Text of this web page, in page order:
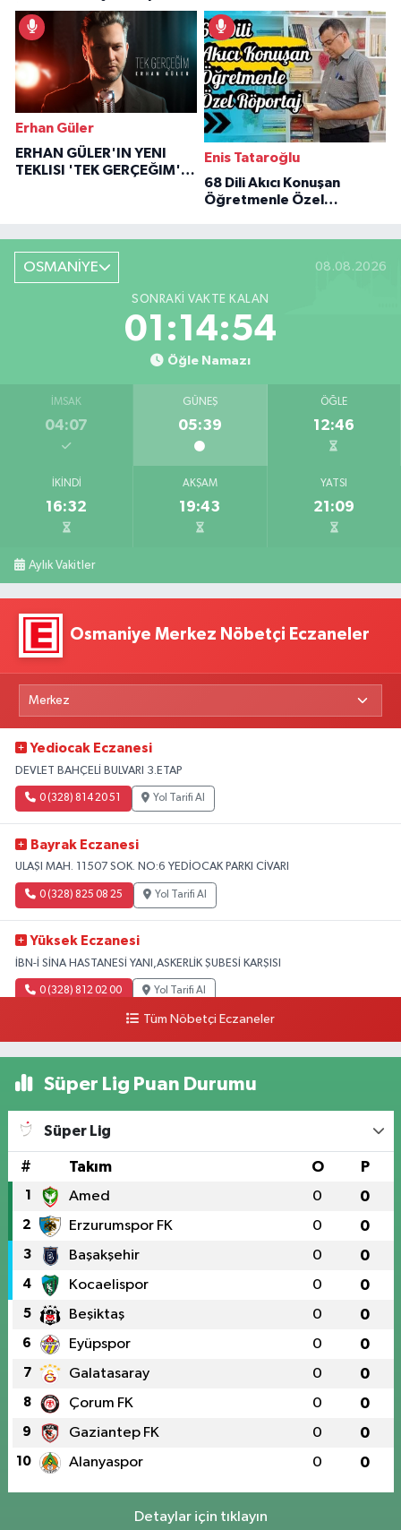
İlham Veren Hikâyeler
Erhan Güler
ERHAN GÜLER'IN YENI
TEKLISI 'TEK GERÇEĞIM'LE
Enis Tataroğlu
68 Dili Akıcı Konuşan
Öğretmenle Özel
OSMANİYE 08.08.2026
SONRAKI VAKTE KALAN
01:14:53
Öğle Namazı
İMSAK
04:07
GÜNEŞ
05:39
ÖĞLE
12:46
İKINDI
16:32
AKŞAM
19:43
YATSI
21:09
Aylık Vakitler
Osmaniye Merkez Nöbetçi Eczaneler
Yediocak Eczanesi
DEVLET BAHÇELİ BULVARI 3.ETAP
0 (328) 814 20 51 Yol Tarifi Al
Bayrak Eczanesi
ULAŞI MAH. 11507 SOK. NO:6 YEDİOCAK PARKI CİVARI
0 (328) 825 08 25 Yol Tarifi Al
Yüksek Eczanesi
İBN-İ SİNA HASTANESİ YANI,ASKERLİK ŞUBESİ KARŞISI
0 (328) 812 02 00 Yol Tarifi Al
Tüm Nöbetçi Eczaneler
Süper Lig Puan Durumu
Süper Lig
# Takım O P
1 Amed 0 0
2 Erzurumspor FK 0 0
3 Başakşehir 0 0
4 Kocaelispor 0 0
5 Beşiktaş 0 0
6 Eyüpspor 0 0
7 Galatasaray 0 0
8 Çorum FK 0 0
9 Gaziantep FK 0 0
10 Alanyaspor 0 0
Detaylar için tıklayın